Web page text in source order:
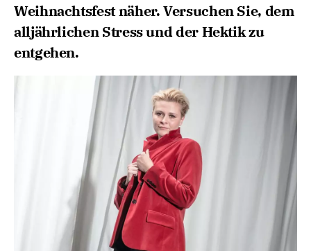
Weihnachtsfest näher. Versuchen Sie, dem
alljährlichen Stress und der Hektik zu
entgehen.